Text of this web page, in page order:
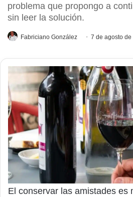
problema que propongo a
sin leer la solución.
Fabriciano González 7 de agosto de
El conservar las amistades es